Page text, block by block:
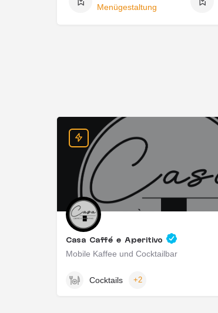
Menügestaltung
Casa Caffé e Aperitivo
Mobile Kaffee und Cocktailbar
Cocktails +2